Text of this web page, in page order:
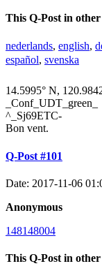
This Q-Post in
nederlands, english,
español, svenska
14.5995° N,
_Conf_UDT_green_
^_Sj69ETC-
Bon vent.
Q-Post #101
Date: 2017-11-06
Anonymous
148148004
This Q-Post in